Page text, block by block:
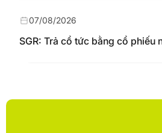
SGR: Trả cổ tức bằng cổ phiếu
07/08/2026